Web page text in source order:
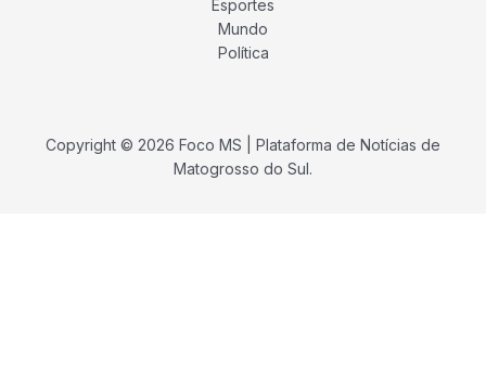
Esportes
Mundo
Política
Copyright © 2026 Foco MS | Plataforma de Notícias de
Matogrosso do Sul.